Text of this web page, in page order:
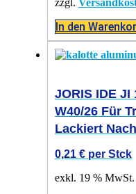
zzgl.
In den
JORIS IDE JI
W40/26 Für
Lackiert
0,21 € per Stck
exkl. 19 % MwSt.